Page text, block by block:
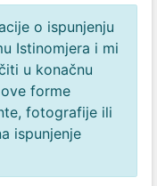
o ispunjenju
Istinomjera i mi
u konačnu
forme
fotografije ili
ispunjenje